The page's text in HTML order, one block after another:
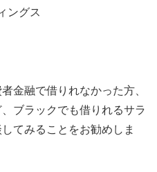
ングス
金融で借りれなかった方、
ブラックでも借りれるサラ
てみることをお勧めしま